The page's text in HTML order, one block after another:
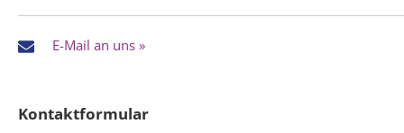
E-Mail an uns »
Kontaktformular